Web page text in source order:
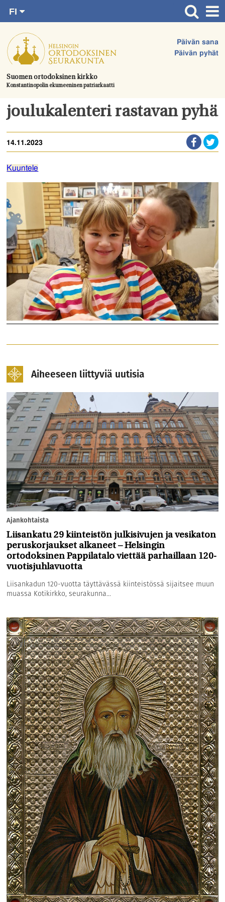
suoraan
sisältöön.
Suomen ortodoksinen kirkko
Konstantinopolin ekumeeninen patriarkaatti
Päivän sana
Päivän pyhät
FI
SV
EN
UA
Etusivu
Ajankohtaista
Juhlat & toimitukset
Kirkot
Tule mukaan
Hautausmaa
Yhteystiedot
joulukalenteri rastavan pyhä
14.11.2023
Kuuntele
Aiheeseen liittyviä uutisia
Ajankohtaista
Liisankatu 29 kiinteistön julkisivujen ja vesikaton
peruskorjaukset alkaneet – Helsingin
ortodoksinen Pappilatalo viettää parhaillaan 120-
vuotisjuhlavuotta
Liisankadun 120-vuotta täyttävässä kiinteistössä sijaitsee muun
muassa Kotikirkko, seurakunna...